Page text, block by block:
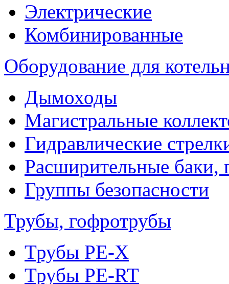
Электрические
Комбинированные
Оборудование для
Дымоходы
Магистральные
Гидравлические
Расширительные баки,
Группы безопасности
Трубы, гофротрубы
Трубы PE-X
Трубы PE-RT